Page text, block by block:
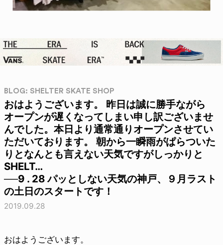
BLOG: SHELTER SKATE SHOP
おはようございます。 昨日は誠に勝手ながら
オープンが遅くなってしまい申し訳ございませ
んでした。本日より通常通りオープンさせてい
ただいております。 朝から一瞬雨がぱらついた
りとなんとも言えない天気ですがしっかりと
SHELT…
──9 . 28 パッとしない天気の神戸、９月ラスト
の土日のスタートです！
2019.09.28
おはようございます。